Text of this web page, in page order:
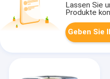
Lassen Sie
Produkte
Geben Sie